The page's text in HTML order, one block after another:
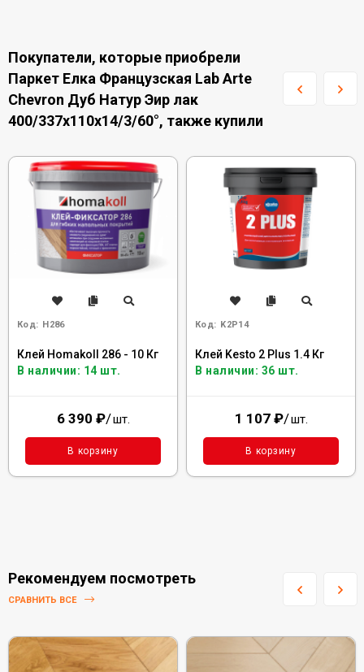
Покупатели, которые приобрели
Паркет Елка Французская Lab Arte
Chevron Дуб Натур Эир лак
400/337х110х14/3/60°, также купили
Код: H286
Клей Homakoll 286 - 10 Кг
В наличии: 14 шт.
6 390 ₽/шт.
В корзину
Код: K2P14
Клей Kesto 2 Plus 1.4 Кг
В наличии: 36 шт.
1 107 ₽/шт.
В корзину
Рекомендуем посмотреть
СРАВНИТЬ ВСЕ